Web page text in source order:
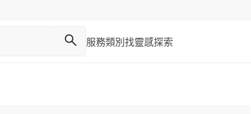
服務類別 找靈感探索